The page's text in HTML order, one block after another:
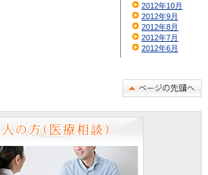
2012年10月
2012年9月
2012年8月
2012年7月
2012年6月